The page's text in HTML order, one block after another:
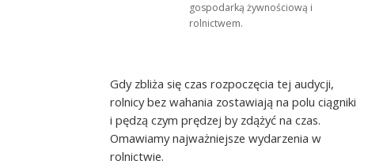
gospodarką żywnościową i
rolnictwem.
Gdy zbliża się czas rozpoczęcia tej audycji,
rolnicy bez wahania zostawiają na polu ciągniki
i pędzą czym prędzej by zdążyć na czas.
Omawiamy najważniejsze wydarzenia w
rolnictwie.